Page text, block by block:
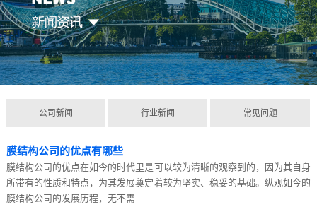
公司新闻 行业新闻 常见问题
膜结构公司的优点有哪些
膜结构公司的优点在如今的时代里是可以较为清晰的观察到的，因为其自身
所带有的性质和特点，为其发展奠定着较为坚实、稳妥的基础。纵观如今的
膜结构公司的发展历程，无不需...